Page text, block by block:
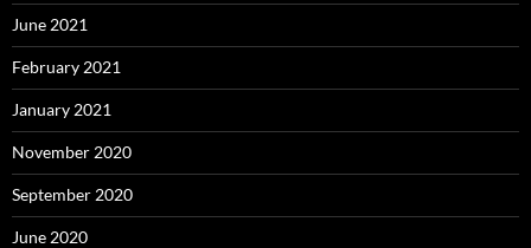
June 2021
February 2021
January 2021
November 2020
September 2020
June 2020